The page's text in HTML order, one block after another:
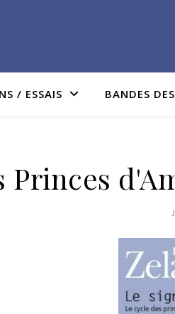
/ ESSAIS BANDES
Princes